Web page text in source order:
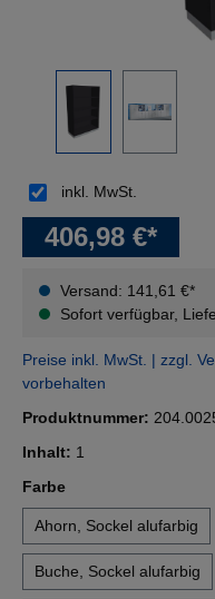
406,98 €*
Versand: 141,61 €*
Sofort verfügbar,
inkl. MwSt.
Preise inkl. MwSt. | zzgl.
vorbehalten
Produktnummer:
Inhalt: 1
Farbeauswählen
Ahorn, Sockel alufarbig
Buche, Sockel alufarbig